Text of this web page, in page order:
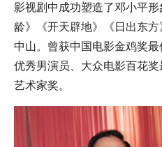
影视剧中成功塑造了邓小平
龄》《开天辟地》《日出东
中山。曾获中国电影金鸡奖
优秀男演员、大众电影百花
艺术家奖。